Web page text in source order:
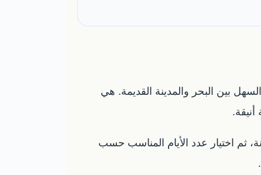
بين البحر والمدينة القديمة. هي
ثم اختيار عدد الأيام المناسب حسب
.